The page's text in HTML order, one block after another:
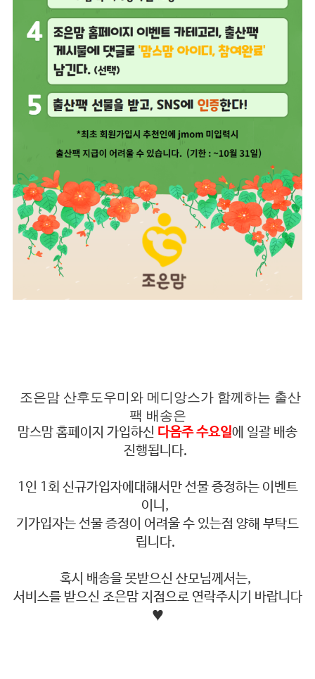
조은맘 산후도우미와 메디앙스가 함께하는 출산
팩 배송은
맘스맘 홈페이지 가입하신 다음주 수요일에 일괄 배송
진행됩니다.
1인 1회 신규가입자에대해서만 선물 증정하는 이벤트
이니,
기가입자는 선물 증정이 어려울 수 있는점 양해 부탁드
립니다.
혹시 배송을 못받으신 산모님께서는,
서비스를 받으신 조은맘 지점으로 연락주시기 바랍니다
♥